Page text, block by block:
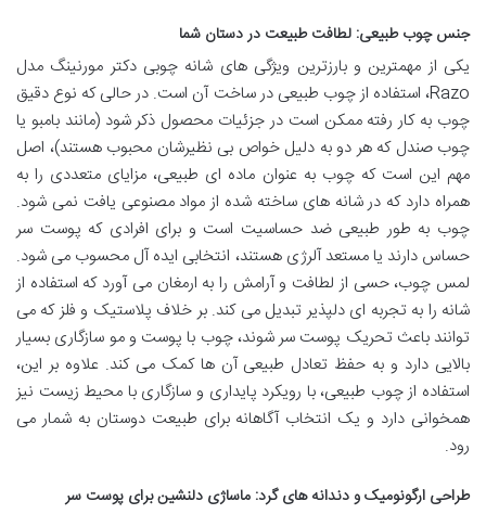
جنس چوب طبیعی: لطافت طبیعت در دستان شما
یکی از مهمترین و بارزترین ویژگی های شانه چوبی دکتر مورنینگ مدل
Razo، استفاده از چوب طبیعی در ساخت آن است. در حالی که نوع دقیق
چوب به کار رفته ممکن است در جزئیات محصول ذکر شود (مانند بامبو یا
چوب صندل که هر دو به دلیل خواص بی نظیرشان محبوب هستند)، اصل
مهم این است که چوب به عنوان ماده ای طبیعی، مزایای متعددی را به
همراه دارد که در شانه های ساخته شده از مواد مصنوعی یافت نمی شود.
چوب به طور طبیعی ضد حساسیت است و برای افرادی که پوست سر
حساس دارند یا مستعد آلرژی هستند، انتخابی ایده آل محسوب می شود.
لمس چوب، حسی از لطافت و آرامش را به ارمغان می آورد که استفاده از
شانه را به تجربه ای دلپذیر تبدیل می کند. بر خلاف پلاستیک و فلز که می
توانند باعث تحریک پوست سر شوند، چوب با پوست و مو سازگاری بسیار
بالایی دارد و به حفظ تعادل طبیعی آن ها کمک می کند. علاوه بر این،
استفاده از چوب طبیعی، با رویکرد پایداری و سازگاری با محیط زیست نیز
همخوانی دارد و یک انتخاب آگاهانه برای طبیعت دوستان به شمار می
رود.
طراحی ارگونومیک و دندانه های گرد: ماساژی دلنشین برای پوست سر